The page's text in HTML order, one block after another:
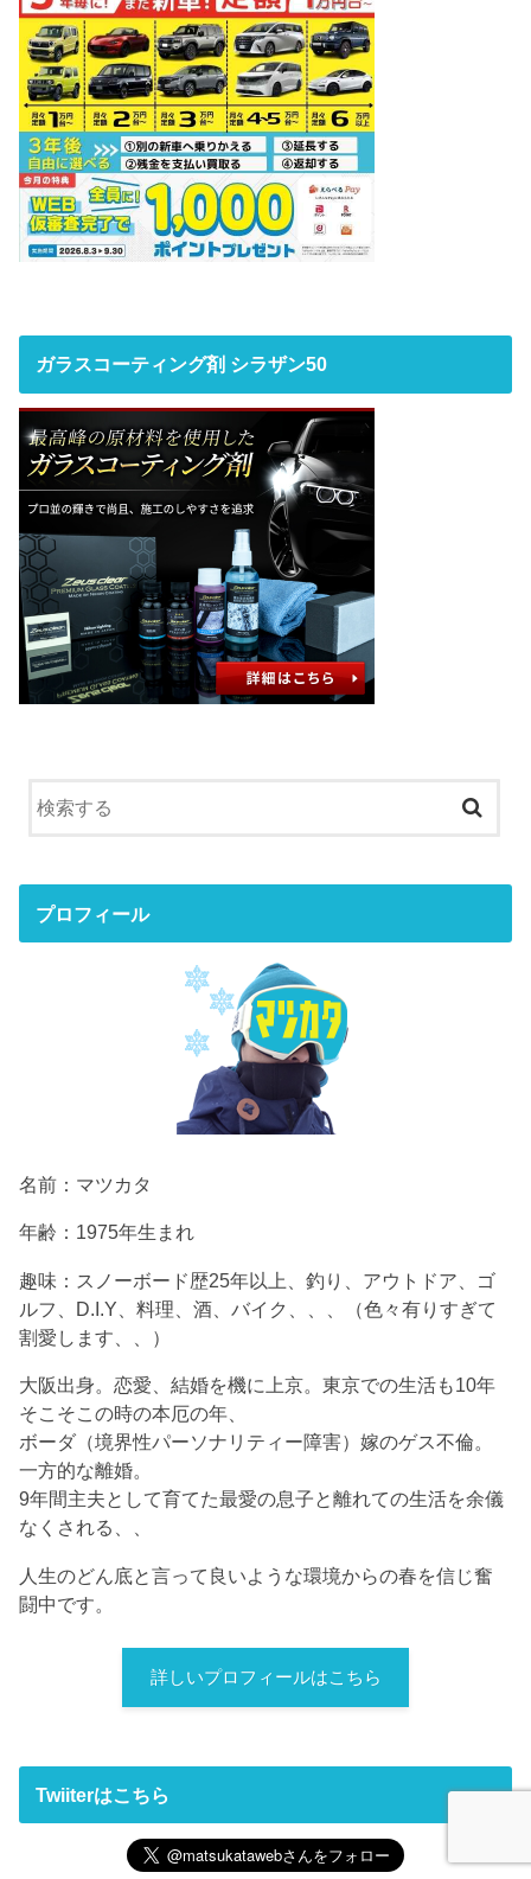
ガラスコーティング剤 シラザン50
プロフィール
名前：マツカタ
年齢：1975年生まれ
趣味：スノーボード歴25年以上、釣り、アウトドア、ゴ
ルフ、D.I.Y、料理、酒、バイク、、、（色々有りすぎて
割愛します、、）
大阪出身。恋愛、結婚を機に上京。東京での生活も10年
そこそこの時の本厄の年、
ボーダ（境界性パーソナリティー障害）嫁のゲス不倫。
一方的な離婚。
9年間主夫として育てた最愛の息子と離れての生活を余儀
なくされる、、
人生のどん底と言って良いような環境からの春を信じ奮
闘中です。
詳しいプロフィールはこちら
Twiiterはこちら